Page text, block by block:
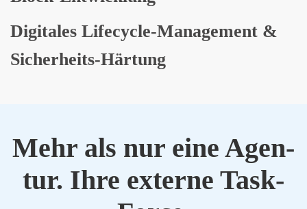
Digi­ta­les Life­cy­cle-Manage­ment &
Sicher­heits-Här­tung
Mehr als nur eine Agen­
tur. Ihre exter­ne Task-